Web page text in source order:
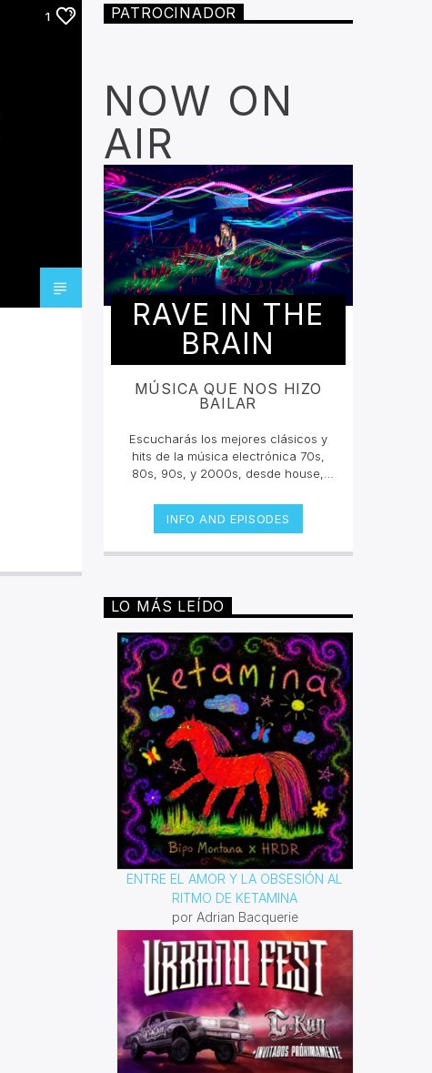
1 PATROCINADOR
NOW ON
AIR
RAVE IN THE
BRAIN
MÚSICA QUE NOS HIZO
BAILAR
Escucharás los mejores clásicos y
hits de la música electrónica 70s,
80s, 90s, y 2000s, desde house,
más. Un encuentro musical con los
grandes djs de la historia con sus
electrónica tiene una historia sonora
pm | Viernes 10am a 12pm por
invencible.net
INFO AND EPISODES
LO MÁS LEÍDO
ENTRE EL AMOR Y LA OBSESIÓN AL
RITMO DE KETAMINA
por Adrian Bacquerie